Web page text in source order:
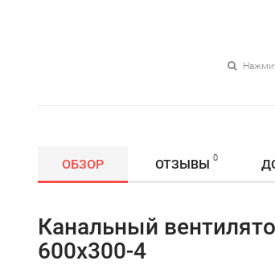
ОБЗОР ОТЗЫВЫ 0
Канальный
600x300-4